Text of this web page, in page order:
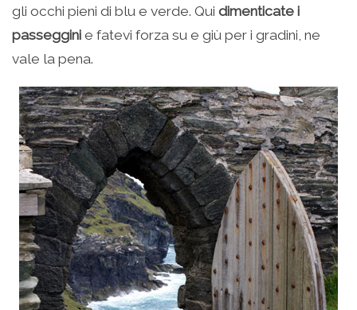
gli occhi pieni di blu e verde. Qui dimenticate i
passeggini e fatevi forza su e giù per i gradini, ne
vale la pena.